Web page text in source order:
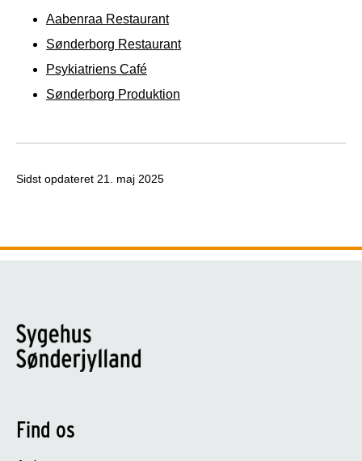
Aabenraa Restaurant
Sønderborg Restaurant
Psykiatriens Café
Sønderborg Produktion
Sidst opdateret 21. maj 2025
Find os